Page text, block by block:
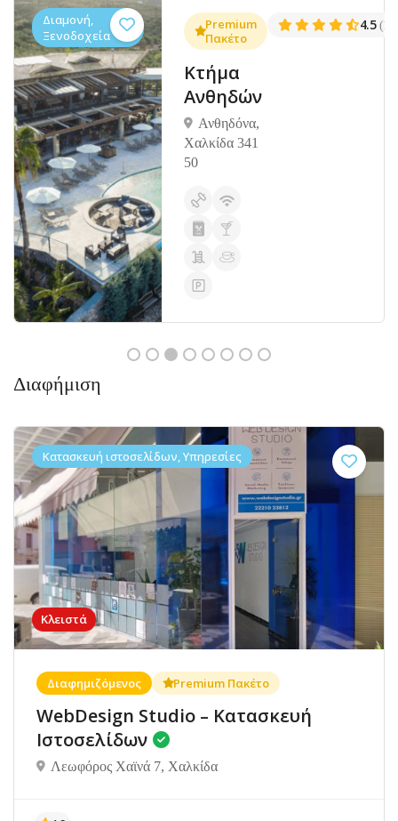
(1381)
Διαμονή,
Ξενοδοχεία
Premium
Πακέτο
Κτήμα
Ανθηδών
Ανθηδόνα,
Χαλκίδα 341
50
4.5
Διαφήμιση
Κλειστά
Κατασκευή ιστοσελίδων, Υπηρεσίες
Διαφημιζόμενος Premium Πακέτο
WebDesign Studio – Κατασκευή
Ιστοσελίδων
Λεωφόρος Χαϊνά 7, Χαλκίδα